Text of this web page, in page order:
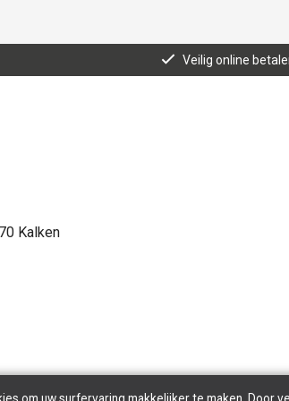
Veilig online
Kalken